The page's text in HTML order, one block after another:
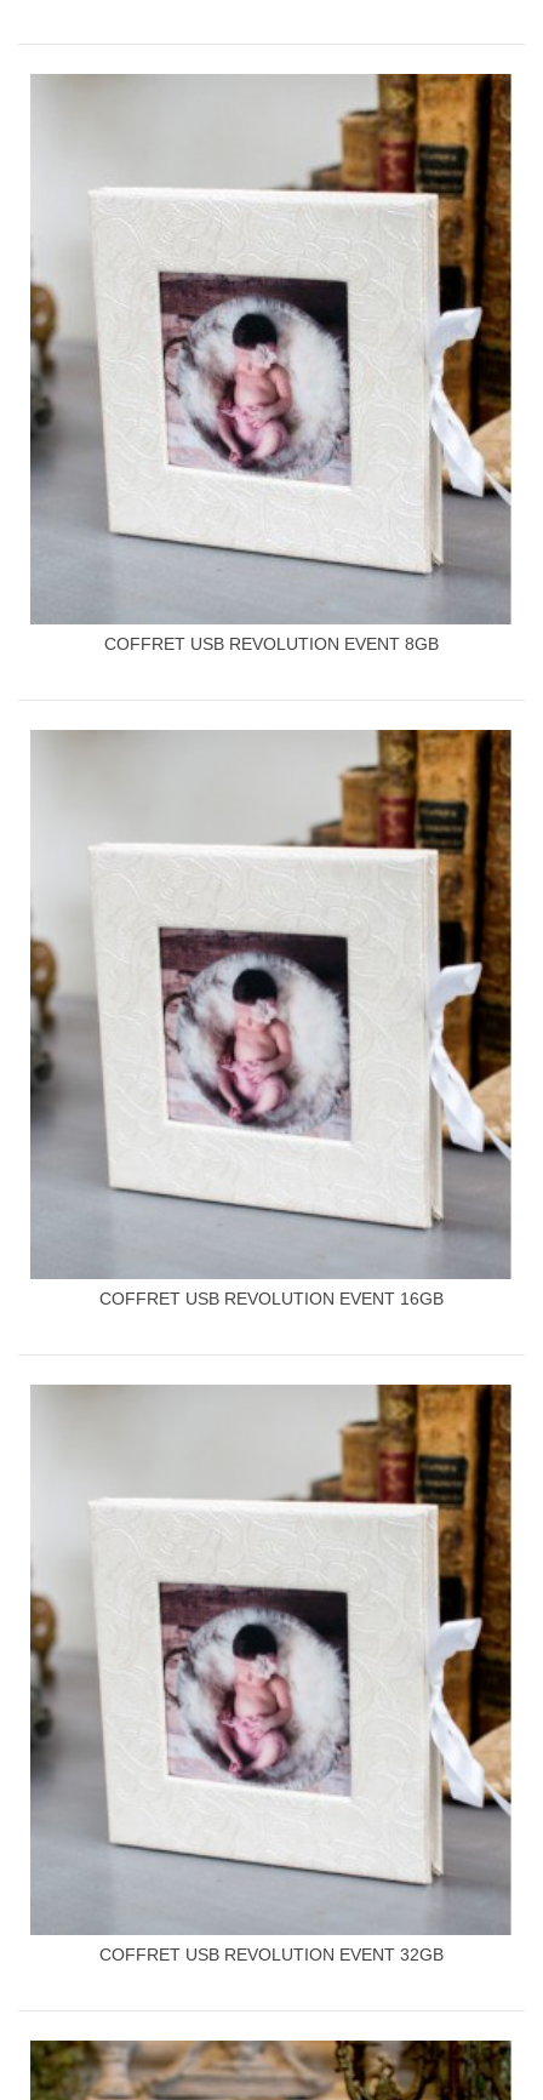
COFFRET USB REVOLUTION EVENT 8GB
COFFRET USB REVOLUTION EVENT 16GB
COFFRET USB REVOLUTION EVENT 32GB